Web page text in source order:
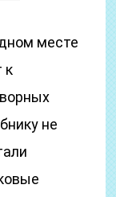
месте
к
не